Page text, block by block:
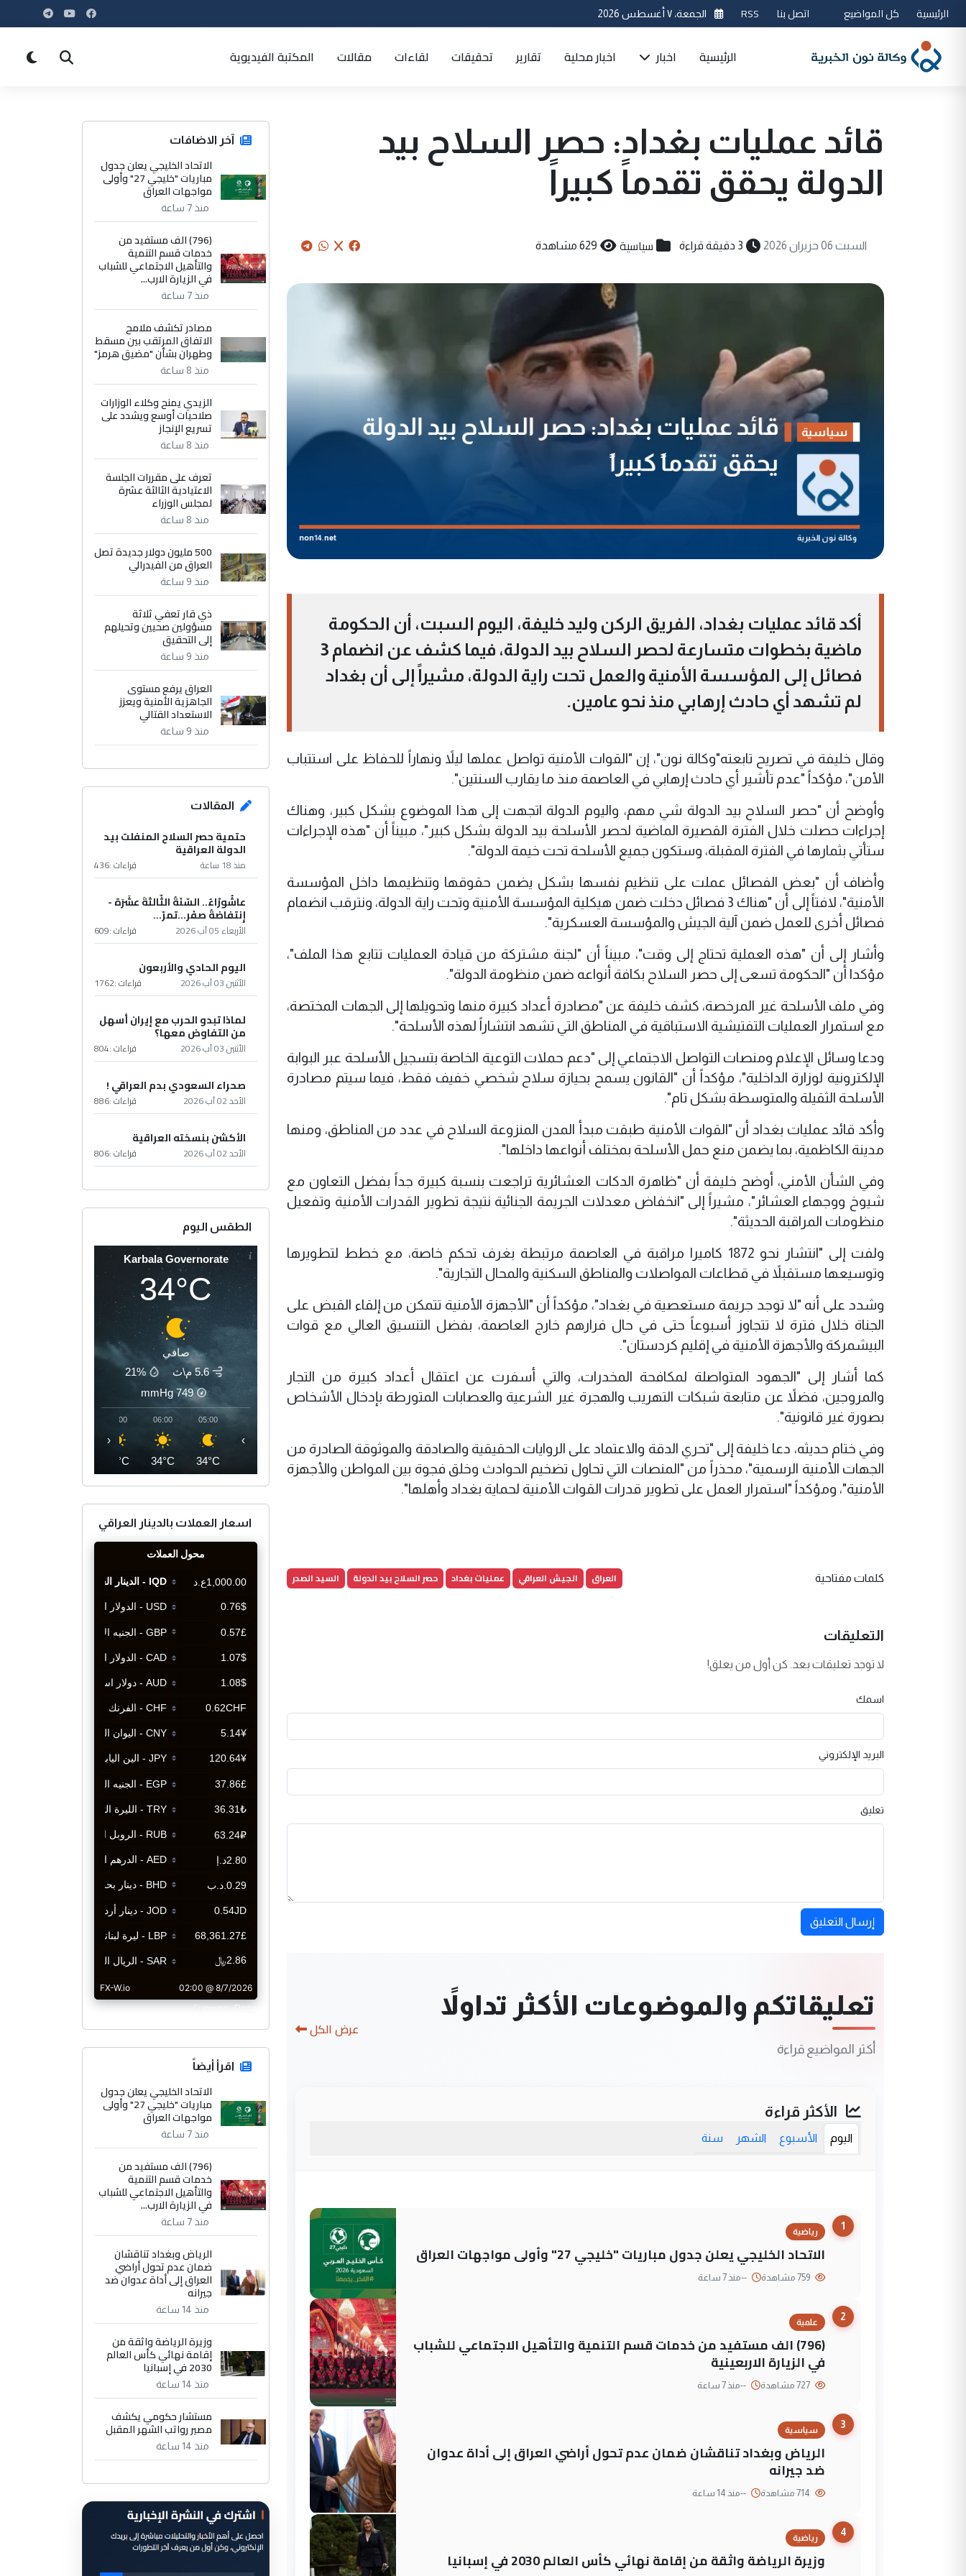
الرئيسية كل المواضيع اتصل بنا RSS الجمعة، ٧ أغسطس 2026
الرئيسية اخبار اخبار محلية تقارير تحقيقات لقاءات مقالات المكتبة الفيديوية
قائد عمليات بغداد: حصر السلاح بيد
الدولة يحقق تقدماً كبيراً
السبت 06 حزيران 2026 3 دقيقة قراءة سياسية 629 مشاهدة
أكد قائد عمليات بغداد، الفريق الركن وليد خليفة، اليوم السبت، أن الحكومة
ماضية بخطوات متسارعة لحصر السلاح بيد الدولة، فيما كشف عن انضمام 3
فصائل إلى المؤسسة الأمنية والعمل تحت راية الدولة، مشيراً إلى أن بغداد
لم تشهد أي حادث إرهابي منذ نحو عامين.
وقال خليفة في تصريح تابعته"وكالة نون"، إن "القوات الأمنية تواصل عملها ليلاً ونهاراً للحفاظ على استتباب
الأمن"، مؤكداً "عدم تأشير أي حادث إرهابي في العاصمة منذ ما يقارب السنتين".
وأوضح أن "حصر السلاح بيد الدولة شي مهم، واليوم الدولة اتجهت إلى هذا الموضوع بشكل كبير، وهناك
إجراءات حصلت خلال الفترة القصيرة الماضية لحصر الأسلحة بيد الدولة بشكل كبير"، مبيناً أن "هذه الإجراءات
ستأتي بثمارها في الفترة المقبلة، وستكون جميع الأسلحة تحت خيمة الدولة".
وأضاف أن "بعض الفصائل عملت على تنظيم نفسها بشكل يضمن حقوقها وتنظيمها داخل المؤسسة
الأمنية"، لافتاً إلى أن "هناك 3 فصائل دخلت ضمن هيكلية المؤسسة الأمنية وتحت راية الدولة، ونترقب انضمام
فصائل أخرى للعمل ضمن آلية الجيش والمؤسسة العسكرية".
وأشار إلى أن "هذه العملية تحتاج إلى وقت"، مبيناً أن "لجنة مشتركة من قيادة العمليات تتابع هذا الملف"،
مؤكدا أن "الحكومة تسعى إلى حصر السلاح بكافة أنواعه ضمن منظومة الدولة".
وفي ملف الأسلحة غير المرخصة، كشف خليفة عن "مصادرة أعداد كبيرة منها وتحويلها إلى الجهات المختصة،
مع استمرار العمليات التفتيشية الاستباقية في المناطق التي تشهد انتشاراً لهذه الأسلحة".
ودعا وسائل الإعلام ومنصات التواصل الاجتماعي إلى "دعم حملات التوعية الخاصة بتسجيل الأسلحة عبر البوابة
الإلكترونية لوزارة الداخلية"، مؤكداً أن "القانون يسمح بحيازة سلاح شخصي خفيف فقط، فيما سيتم مصادرة
الأسلحة الثقيلة والمتوسطة بشكل تام".
وأكد قائد عمليات بغداد أن "القوات الأمنية طبقت مبدأ المدن المنزوعة السلاح في عدد من المناطق، ومنها
مدينة الكاظمية، بما يضمن منع حمل الأسلحة بمختلف أنواعها داخلها".
وفي الشأن الأمني، أوضح خليفة أن "ظاهرة الدكات العشائرية تراجعت بنسبة كبيرة جداً بفضل التعاون مع
شيوخ ووجهاء العشائر"، مشيراً إلى "انخفاض معدلات الجريمة الجنائية نتيجة تطوير القدرات الأمنية وتفعيل
منظومات المراقبة الحديثة".
ولفت إلى "انتشار نحو 1872 كاميرا مراقبة في العاصمة مرتبطة بغرف تحكم خاصة، مع خطط لتطويرها
وتوسيعها مستقبلاً في قطاعات المواصلات والمناطق السكنية والمحال التجارية".
وشدد على أنه "لا توجد جريمة مستعصية في بغداد"، مؤكداً أن "الأجهزة الأمنية تتمكن من إلقاء القبض على
الجناة خلال فترة لا تتجاوز أسبوعاً حتى في حال فرارهم خارج العاصمة، بفضل التنسيق العالي مع قوات
البيشمركة والأجهزة الأمنية في إقليم كردستان".
كما أشار إلى "الجهود المتواصلة لمكافحة المخدرات، والتي أسفرت عن اعتقال أعداد كبيرة من التجار
والمروجين، فضلاً عن متابعة شبكات التهريب والهجرة غير الشرعية والعصابات المتورطة بإدخال الأشخاص
بصورة غير قانونية".
وفي ختام حديثه، دعا خليفة إلى "تحري الدقة والاعتماد على الروايات الحقيقية والصادقة والموثوقة الصادرة من
الجهات الأمنية الرسمية"، محذراً من "المنصات التي تحاول تضخيم الحوادث وخلق فجوة بين المواطن والأجهزة
الأمنية"، ومؤكداً "استمرار العمل على تطوير قدرات القوات الأمنية لحماية بغداد وأهلها".
كلمات مفتاحية العراق الجيش العراقي عمليات بغداد حصر السلاح بيد الدولة السيد الصدر
التعليقات
لا توجد تعليقات بعد. كن أول من يعلق!
اسمك
البريد الإلكتروني
تعليق
إرسال التعليق
تعليقاتكم والموضوعات الأكثر تداولاً
أكثر المواضيع قراءة
عرض الكل
الأكثر قراءة
اليوم الأسبوع الشهر سنة
1
رياضية
الاتحاد الخليجي يعلن جدول مباريات "خليجي 27" وأولى مواجهات العراق
--منذ 7 ساعة
2
علمية
(796) الف مستفيد من خدمات قسم التنمية والتأهيل الاجتماعي للشباب
في الزيارة الاربعينية
--منذ 7 ساعة
3
سياسية
الرياض وبغداد تناقشان ضمان عدم تحول أراضي العراق إلى أداة عدوان
ضد جيرانه
--منذ 14 ساعة
4
رياضية
وزيرة الرياضة واثقة من إقامة نهائي كأس العالم 2030 في إسبانيا
آخر الاضافات
الاتحاد الخليجي يعلن جدول
مباريات "خليجي 27" وأولى
مواجهات العراق
منذ 7 ساعة
(796) الف مستفيد من
خدمات قسم التنمية
والتأهيل الاجتماعي للشباب
في الزيارة الارب...
منذ 7 ساعة
مصادر تكشف ملامح
الاتفاق المرتقب بين مسقط
وطهران بشأن "مضيق هرمز"
منذ 8 ساعة
الزيدي يمنح وكلاء الوزارات
صلاحيات أوسع ويشدد على
تسريع الإنجاز
منذ 8 ساعة
تعرف على مقررات الجلسة
الاعتيادية الثالثة عشرة
لمجلس الوزراء
منذ 8 ساعة
500 مليون دولار جديدة تصل
العراق من الفيدرالي
منذ 9 ساعة
ذي قار تعفي ثلاثة
مسؤولين صحيين وتحيلهم
إلى التحقيق
منذ 9 ساعة
العراق يرفع مستوى
الجاهزية الأمنية ويعزز
الاستعداد القتالي
منذ 9 ساعة
المقالات
حتمية حصر السلاح المنفلت بيد
الدولة العراقية
منذ 18 ساعة قراءات :436
عاشُورْاءُ.. السّنَةُ الثّالثةَ عشَرَة -
إِنتفاضةُ صفَر…تمرّ...
الأربعاء 05 آب 2026 قراءات :609
اليوم الحادي والأربعون
الأثنين 03 آب 2026 قراءات :1762
لماذا تبدو الحرب مع إيران أسهل
من التفاوض معها؟
الأثنين 03 آب 2026 قراءات :804
صحراء السعودي بدم العراقي !
الأحد 02 آب 2026 قراءات :886
الأكشن بنسخته العراقية
الأحد 02 آب 2026 قراءات :806
الطقس اليوم
Karbala Governorate
34°C
صافي
5.6 م\ث
21%
749
mmHg
05:00
34°C
06:00
34°C
07:00
35°C
‹ ›
اسعار العملات بالدينار العراقي
CurrencyRate
اقرأ أيضاً
الاتحاد الخليجي يعلن جدول
مباريات "خليجي 27" وأولى
مواجهات العراق
منذ 7 ساعة
(796) الف مستفيد من
خدمات قسم التنمية
والتأهيل الاجتماعي للشباب
في الزيارة الارب...
منذ 7 ساعة
الرياض وبغداد تناقشان
ضمان عدم تحول أراضي
العراق إلى أداة عدوان ضد
جيرانه
منذ 14 ساعة
وزيرة الرياضة واثقة من
إقامة نهائي كأس العالم
2030 في إسبانيا
منذ 14 ساعة
مستشار حكومي يكشف
مصير رواتب الشهر المقبل
منذ 14 ساعة